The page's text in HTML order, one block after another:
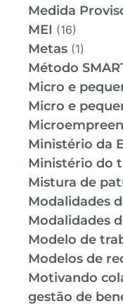
Medida
MEI (16)
Metas (1)
Método
Micro e
Micro e
Ministério da
Ministério do
Mistura de
Modalidades
Modalidades
Modelo de
Modelos de
Motivando
gestão de